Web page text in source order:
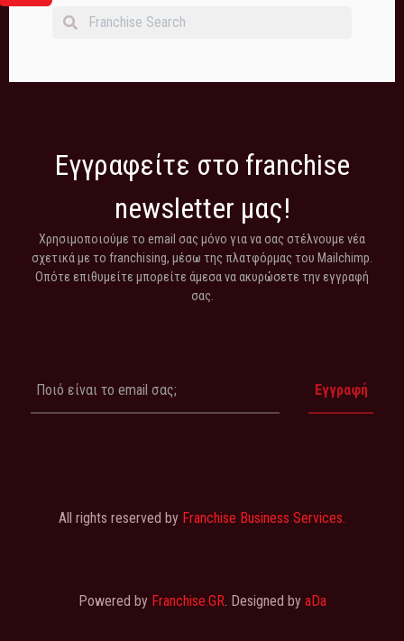
Εγγραφείτε στο franchise
newsletter μας!
Χρησιμοποιούμε το email σας μόνο για να σας στέλνουμε νέα
σχετικά με το franchising, μέσω της πλατφόρμας του Mailchimp.
Οπότε επιθυμείτε μπορείτε άμεσα να ακυρώσετε την εγγραφή
σας.
All rights reserved by Franchise Business Services.
Powered by Franchise.GR . Designed by aDa